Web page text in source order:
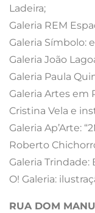
Ladeira;
Galeria REM
Galeria Símbolo:
Galeria João
Galeria Paula
Galeria Artes em
Cristina Vela e
Galeria Ap’Arte:
Roberto
Galeria Trindade:
O! Galeria:
RUA DOM